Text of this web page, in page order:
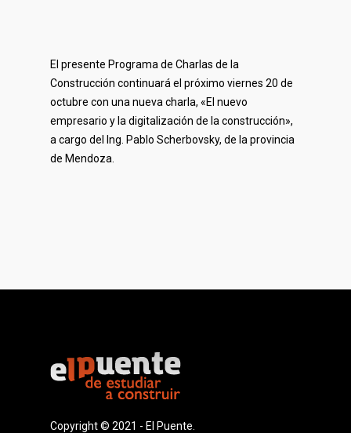
El presente Programa de Charlas de la
Construcción continuará el próximo viernes 20 de
octubre con una nueva charla, «El nuevo
empresario y la digitalización de la construcción»,
a cargo del Ing. Pablo Scherbovsky, de la provincia
de Mendoza.
Copyright © 2021 - El Puente.